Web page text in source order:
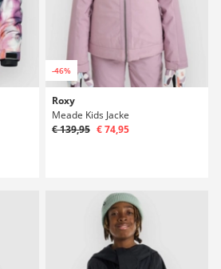
-46%
Roxy
Meade Kids Jacke
€ 139,95 € 74,95